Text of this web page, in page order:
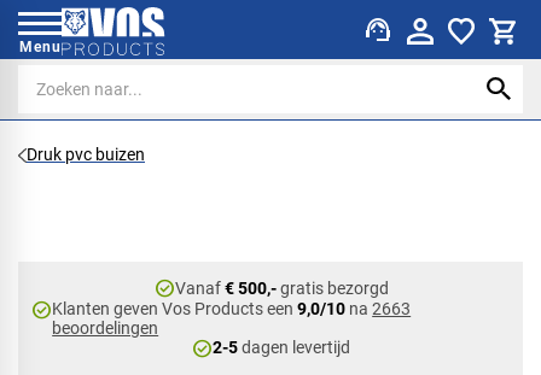
Menu support_agent
Druk pvc buizen
check_circleVanaf€ 500,-gratis bezorgd
check_circleKlanten geven Vos Products een9,0/10 na2663
beoordelingen
check_circle2-5dagen levertijd